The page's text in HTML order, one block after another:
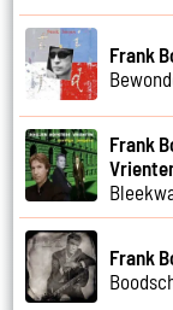
Frank
Frank
Frank